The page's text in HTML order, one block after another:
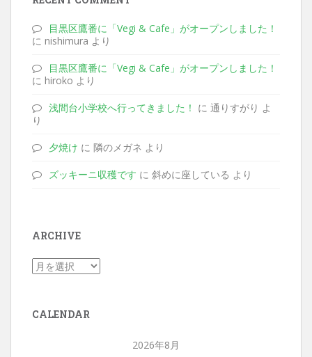
目黒区鷹番に「Vegi & Cafe」がオープンしました！
に nishimura より
目黒区鷹番に「Vegi & Cafe」がオープンしました！
に hiroko より
浅間台小学校へ行ってきました！ に 通りすがり よ
り
夕焼け に 隣のメガネ より
ズッキーニ収穫です に 斜めに座している より
ARCHIVE
CALENDAR
2026年8月